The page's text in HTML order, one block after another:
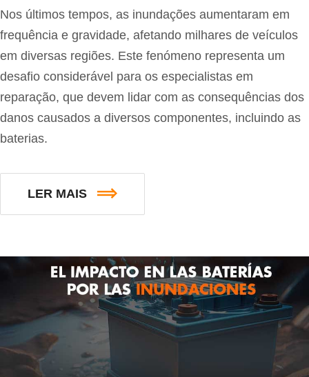
Nos últimos tempos, as inundações aumentaram em
frequência e gravidade, afetando milhares de veículos
em diversas regiões. Este fenómeno representa um
desafio considerável para os especialistas em
reparação, que devem lidar com as consequências dos
danos causados a diversos componentes, incluindo as
baterias.
LER MAIS